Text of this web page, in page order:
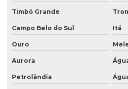
Timbó Grande
Campo Belo do Sul Itá
Ouro
Aurora
Petrolândia